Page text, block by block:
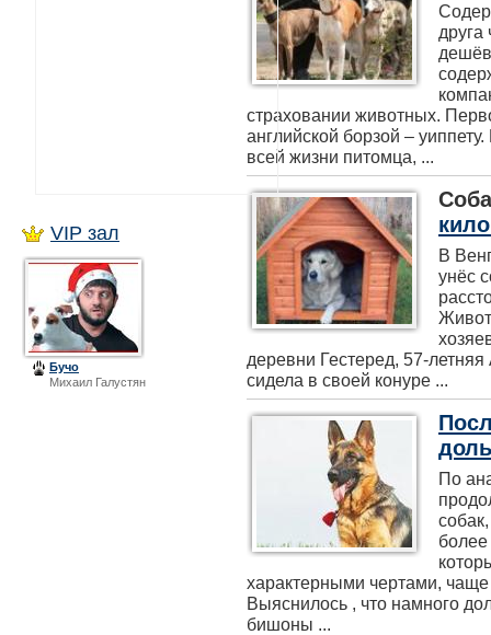
VIP зал
Бучо
Михаил Галустян
друга
страховании животных.
английской борзой –
всей жизни питомца, ...
В
унёс
деревни Гестеред, 57-
сидела в своей конуре ...
По
характерными чертами,
Выяснилось , что намного
бишоны ...